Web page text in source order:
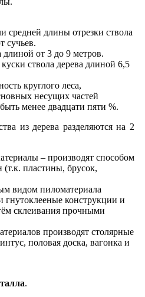
средней длины отрезки ствола
сучьев.
длиной от 3 до 9 метров.
ствола дерева длиной 6,5
круглого леса,
несущих частей
менее двадцати пяти %.
из дерева разделяются на 2
– производят способом
(т.к. пластины, брусок,
видом пиломатериала
гнутоклееные конструкции и
склеивания прочными
производят столярные
половая доска, вагонка и
.